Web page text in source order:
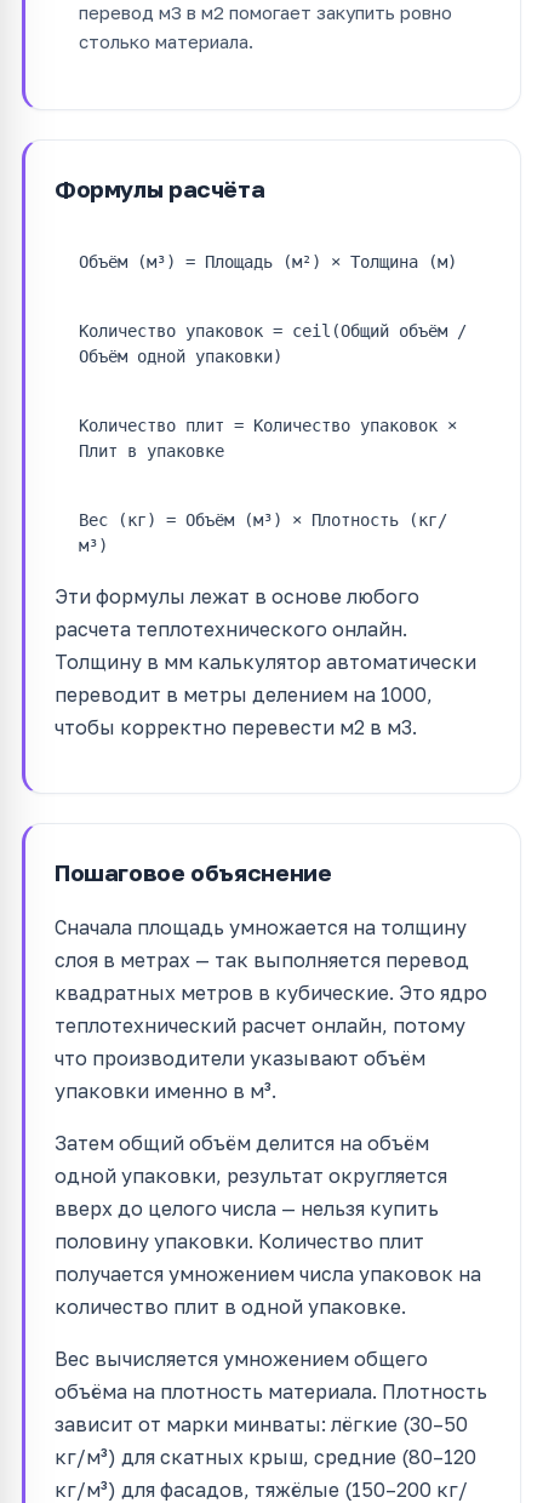
перевод м3 в м2 помогает закупить ровно
столько материала.
Формулы расчёта
Объём (м³) = Площадь (м²) × Толщина (м)
Количество упаковок = ceil(Общий объём /
Объём одной упаковки)
Количество плит = Количество упаковок ×
Плит в упаковке
Вес (кг) = Объём (м³) × Плотность (кг/
м³)
Эти формулы лежат в основе любого
расчета теплотехнического онлайн.
Толщину в мм калькулятор автоматически
переводит в метры делением на 1000,
чтобы корректно перевести м2 в м3.
Пошаговое объяснение
Сначала площадь умножается на толщину
слоя в метрах — так выполняется перевод
квадратных метров в кубические. Это ядро
теплотехнический расчет онлайн, потому
что производители указывают объём
упаковки именно в м³.
Затем общий объём делится на объём
одной упаковки, результат округляется
вверх до целого числа — нельзя купить
половину упаковки. Количество плит
получается умножением числа упаковок на
количество плит в одной упаковке.
Вес вычисляется умножением общего
объёма на плотность материала. Плотность
зависит от марки минваты: лёгкие (30–50
кг/м³) для скатных крыш, средние (80–120
кг/м³) для фасадов, тяжёлые (150–200 кг/